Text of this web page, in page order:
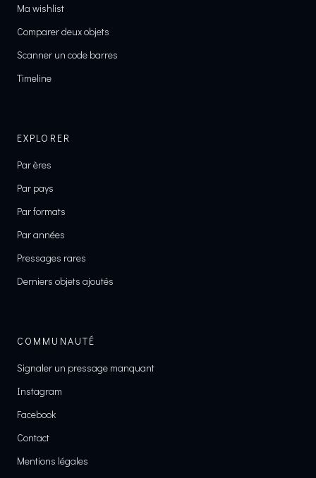
Ma wishlist
Comparer deux objets
Scanner un code barres
Timeline
EXPLORER
Par ères
Par pays
Par formats
Par années
Pressages rares
Derniers objets ajoutés
COMMUNAUTÉ
Signaler un pressage manquant
Instagram
Facebook
Contact
Mentions légales